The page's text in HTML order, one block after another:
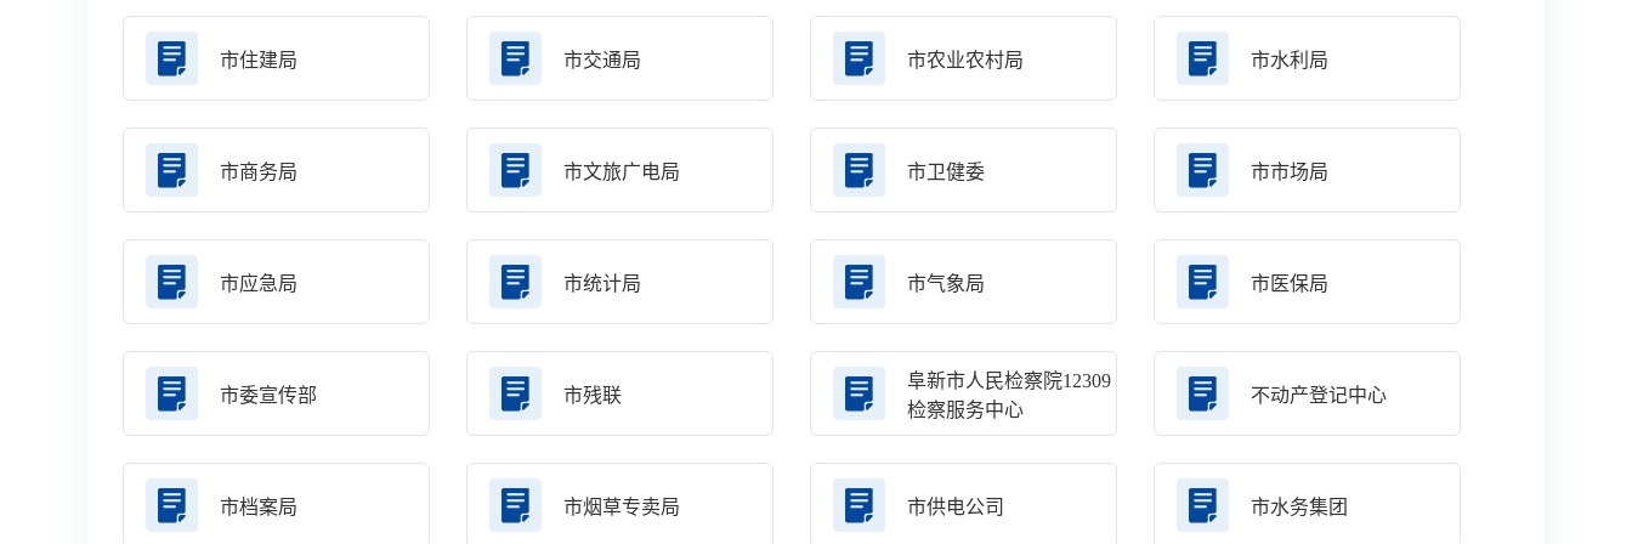
市住建局 市交通局 市农业农村局 市水利局
市商务局 市文旅广电局 市卫健委 市市场局
市应急局 市统计局 市气象局 市医保局
市委宣传部 市残联
阜新市人民检察院12309
检察服务中心
不动产登记中心
市档案局 市烟草专卖局 市供电公司 市水务集团